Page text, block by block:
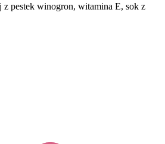
z pestek winogron, witamina E, sok z